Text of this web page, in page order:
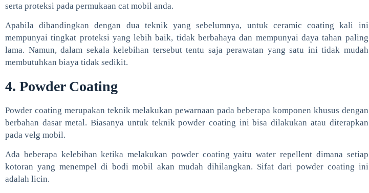
serta proteksi pada permukaan cat mobil anda.
Apabila dibandingkan dengan dua teknik yang sebelumnya, untuk ceramic coating kali ini
mempunyai tingkat proteksi yang lebih baik, tidak berbahaya dan mempunyai daya tahan paling
lama. Namun, dalam sekala kelebihan tersebut tentu saja perawatan yang satu ini tidak mudah
membutuhkan biaya tidak sedikit.
4. Powder Coating
Powder coating merupakan teknik melakukan pewarnaan pada beberapa komponen khusus dengan
berbahan dasar metal. Biasanya untuk teknik powder coating ini bisa dilakukan atau diterapkan
pada velg mobil.
Ada beberapa kelebihan ketika melakukan powder coating yaitu water repellent dimana setiap
kotoran yang menempel di bodi mobil akan mudah dihilangkan. Sifat dari powder coating ini
adalah licin.